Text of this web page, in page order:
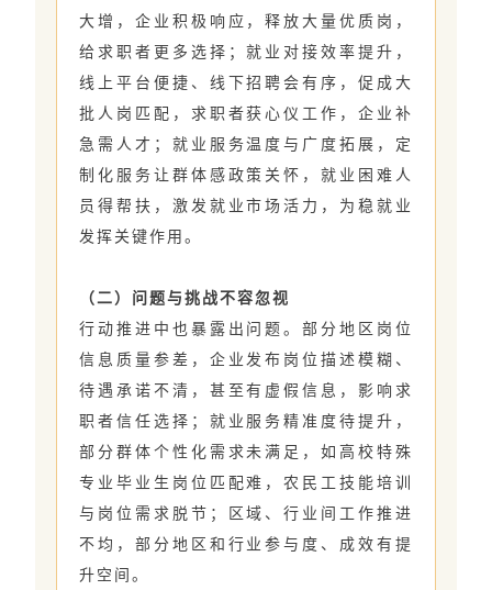
大增，企业积极响应，释放大量优质岗，
给求职者更多选择；就业对接效率提升，
线上平台便捷、线下招聘会有序，促成大
批人岗匹配，求职者获心仪工作，企业补
急需人才；就业服务温度与广度拓展，定
制化服务让群体感政策关怀，就业困难人
员得帮扶，激发就业市场活力，为稳就业
发挥关键作用。
（二）问题与挑战不容忽视
行动推进中也暴露出问题。部分地区岗位
信息质量参差，企业发布岗位描述模糊、
待遇承诺不清，甚至有虚假信息，影响求
职者信任选择；就业服务精准度待提升，
部分群体个性化需求未满足，如高校特殊
专业毕业生岗位匹配难，农民工技能培训
与岗位需求脱节；区域、行业间工作推进
不均，部分地区和行业参与度、成效有提
升空间。